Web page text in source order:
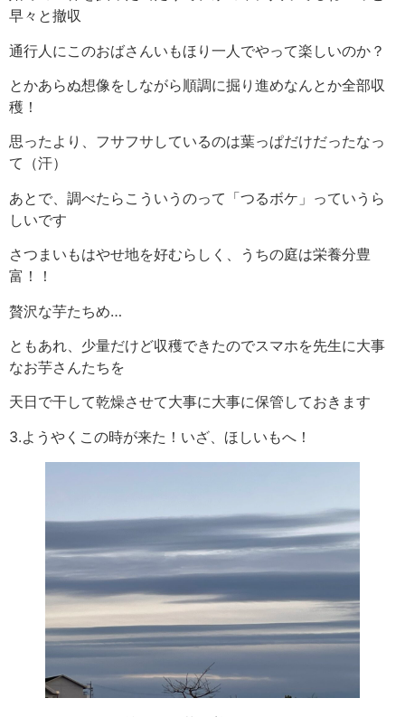
早々と撤収
通行人にこのおばさんいもほり一人でやって楽しいのか？
とかあらぬ想像をしながら順調に掘り進めなんとか全部収
穫！
思ったより、フサフサしているのは葉っぱだけだったなっ
て（汗）
あとで、調べたらこういうのって「つるボケ」っていうら
しいです
さつまいもはやせ地を好むらしく、うちの庭は栄養分豊
富！！
贅沢な芋たちめ…
ともあれ、少量だけど収穫できたのでスマホを先生に大事
なお芋さんたちを
天日で干して乾燥させて大事に大事に保管しておきます
3.ようやくこの時が来た！いざ、ほしいもへ！